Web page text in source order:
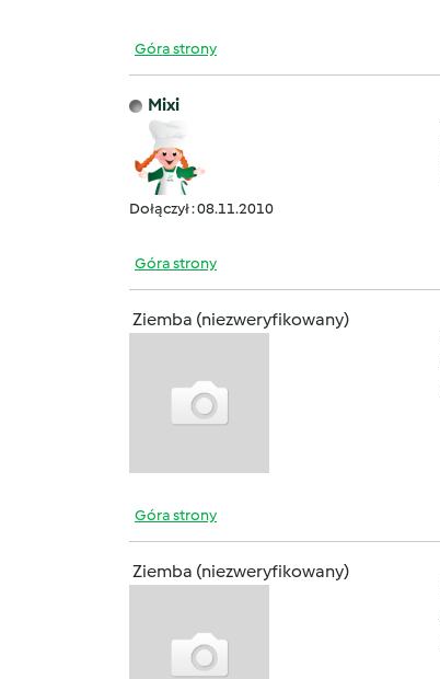
Góra strony
Mixi
Dołączył : 08.11.2010
Góra strony
Ziemba (niezweryfikowany)
Góra strony
Ziemba (niezweryfikowany)